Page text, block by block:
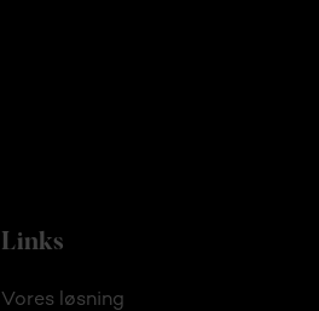
Links
Vores løsning